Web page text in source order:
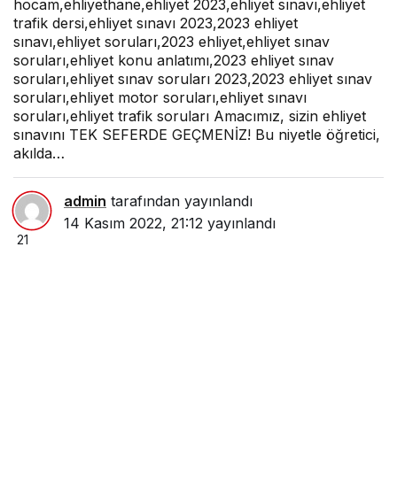
Sınav
hocam,ehliyethane,ehliyet 2023,ehliyet sınavı,ehliyet
trafik dersi,ehliyet sınavı 2023,2023 ehliyet
sınavı,ehliyet soruları,2023 ehliyet,ehliyet sınav
soruları,ehliyet konu anlatımı,2023 ehliyet sınav
soruları,ehliyet sınav soruları 2023,2023 ehliyet sınav
soruları,ehliyet motor soruları,ehliyet sınavı
soruları,ehliyet trafik soruları Amacımız, sizin ehliyet
sınavını TEK SEFERDE GEÇMENİZ! Bu niyetle öğretici,
akılda…
admin tarafından yayınlandı
14 Kasım 2022, 21:12 yayınlandı
21